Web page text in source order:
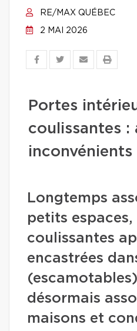
RE/MAX QUÉBEC
2 MAI 2026
Portes
coulissantes :
inconvénients
Longtemps
petits
coulissantes
encastrées
désormais
maisons et